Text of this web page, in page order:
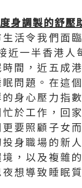
身調製的舒壓
活令我們面
近一半香港人
間，近五成
問題。在這
身心壓力指
於工作，回
要照顧子女
身職場的新
，以及複雜
想導致睡眠